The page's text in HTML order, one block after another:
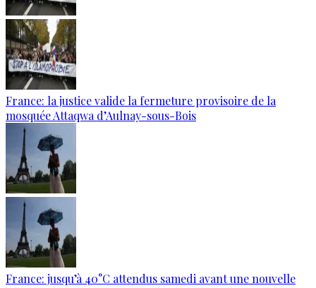
France: la justice valide la fermeture provisoire de la
mosquée Attaqwa d’Aulnay-sous-Bois
France: jusqu’à 40°C attendus samedi avant une nouvelle